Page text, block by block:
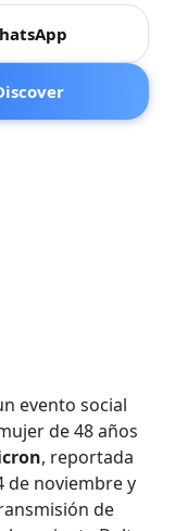
evento social
de 48 años
, reportada
de noviembre y
de